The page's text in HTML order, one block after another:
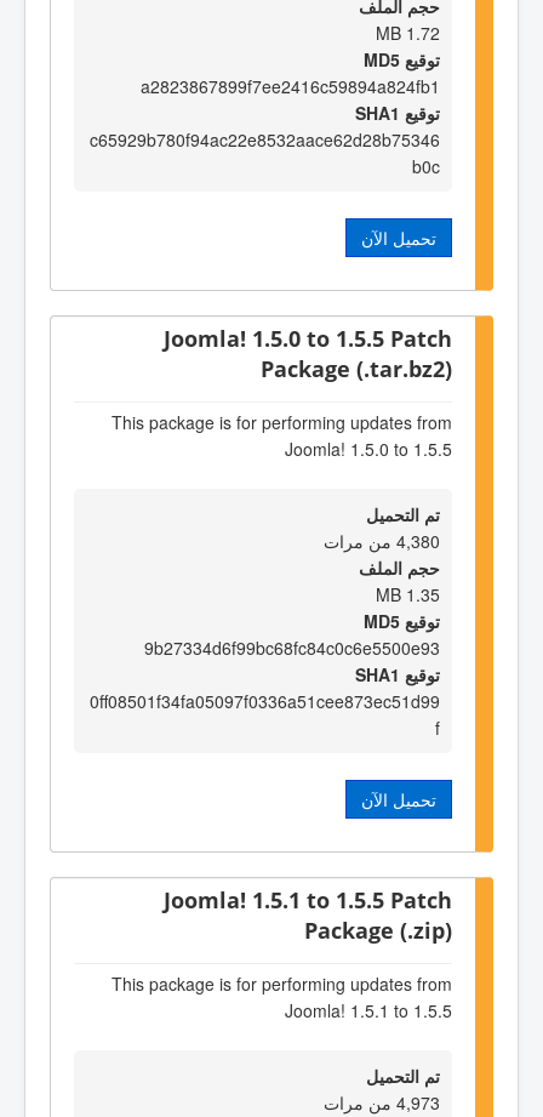
حجم الملف
1.72 MB
توقيع MD5
a2823867899f7ee2416c59894a824fb1
توقيع SHA1
c65929b780f94ac22e8532aace62d28b75346
b0c
تحميل الآن
Joomla! 1.5.0 to 1.5.5 Patch
Package (.tar.bz2)
This package is for performing updates from
Joomla! 1.5.0 to 1.5.5
تم التحميل
4,380 من مرات
حجم الملف
1.35 MB
توقيع MD5
9b27334d6f99bc68fc84c0c6e5500e93
توقيع SHA1
0ff08501f34fa05097f0336a51cee873ec51d99
f
تحميل الآن
Joomla! 1.5.1 to 1.5.5 Patch
Package (.zip)
This package is for performing updates from
Joomla! 1.5.1 to 1.5.5
تم التحميل
4,973 من مرات